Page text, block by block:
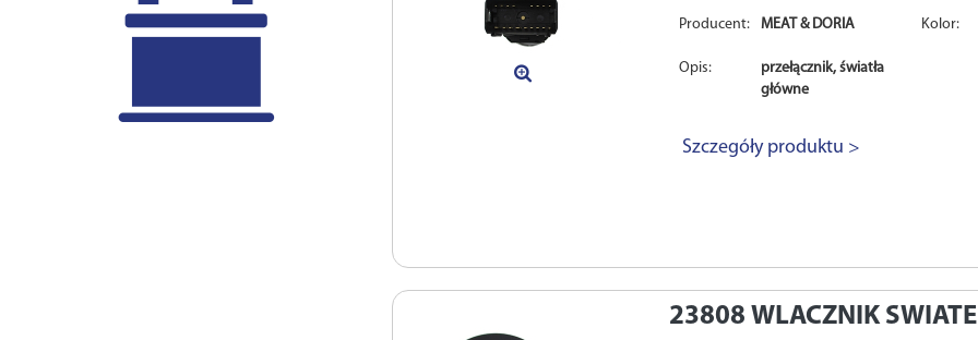
Producent: MEAT & DORIA
Opis:
przełącznik, światła
główne
Kolor:
Szczegóły produktu >
23808 WLACZNIK